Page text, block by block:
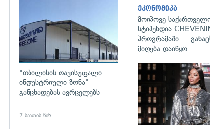
"თბილისის თავისუფალი
ინდუსტრიული ზონა"
განცხადებას ავრცელებს
7 საათის წინ
ეკონომიკა
მოიპოვე
სტიპენდია
პროგრამაში —
მიღება დაიწყო